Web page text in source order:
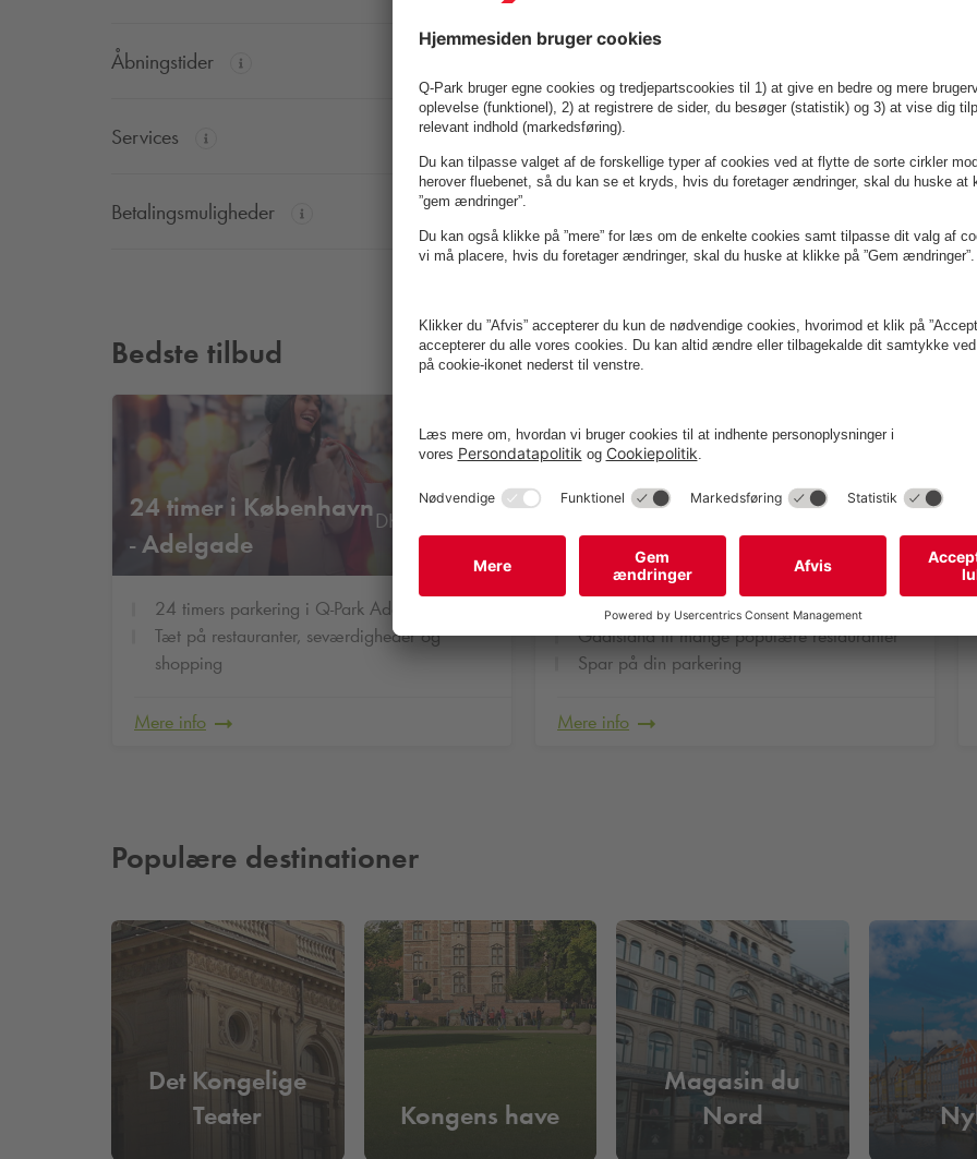
Åbningstider
Services
Betalingsmuligheder
Bedste tilbud
24 timer i København
- Adelgade
Fra
DKK 410
24 timers parkering i Q-Park Adelgade
Tæt på restauranter, seværdigheder og
shopping
Mere info
Park+Dine Adelgade
Fra
220
Parkering fra 17:00 til 22:00
Gåafstand til mange populære restauranter
Spar på din parkering
Mere info
Populære destinationer
Det Kongelige
Teater
Kongens have
Magasin du
Nord